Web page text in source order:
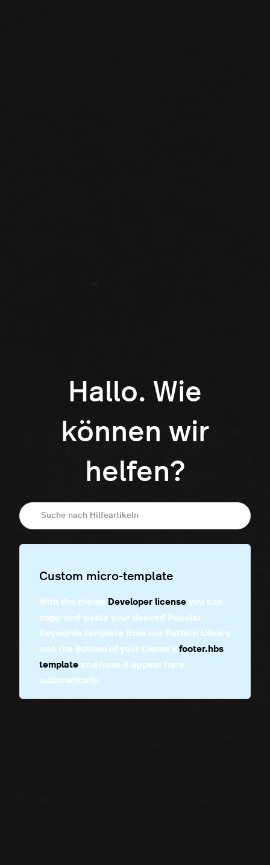
Hallo. Wie
können wir
helfen?
Suche
Custom micro-template
With the theme Developer license you can
copy-and-paste your desired
Popular
Keywords template from our Pattern Library
into the bottom of your theme's footer.hbs
template and have it appear here
automatically.